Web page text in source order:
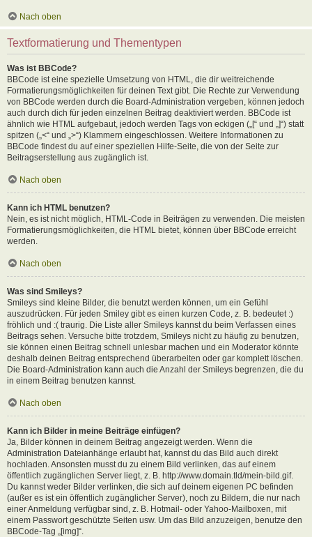
Nach oben
Textformatierung und Thementypen
Was ist BBCode?
BBCode ist eine spezielle Umsetzung von HTML, die dir weitreichende
Formatierungsmöglichkeiten für deinen Text gibt. Die Rechte zur Verwendung
von BBCode werden durch die Board-Administration vergeben, können jedoch
auch durch dich für jeden einzelnen Beitrag deaktiviert werden. BBCode ist
ähnlich wie HTML aufgebaut, jedoch werden Tags von eckigen („[“ und „]“) statt
spitzen („<“ und „>“) Klammern eingeschlossen. Weitere Informationen zu
BBCode findest du auf einer speziellen Hilfe-Seite, die von der Seite zur
Beitragserstellung aus zugänglich ist.
Nach oben
Kann ich HTML benutzen?
Nein, es ist nicht möglich, HTML-Code in Beiträgen zu verwenden. Die meisten
Formatierungsmöglichkeiten, die HTML bietet, können über BBCode erreicht
werden.
Nach oben
Was sind Smileys?
Smileys sind kleine Bilder, die benutzt werden können, um ein Gefühl
auszudrücken. Für jeden Smiley gibt es einen kurzen Code, z. B. bedeutet :)
fröhlich und :( traurig. Die Liste aller Smileys kannst du beim Verfassen eines
Beitrags sehen. Versuche bitte trotzdem, Smileys nicht zu häufig zu benutzen,
sie können einen Beitrag schnell unlesbar machen und ein Moderator könnte
deshalb deinen Beitrag entsprechend überarbeiten oder gar komplett löschen.
Die Board-Administration kann auch die Anzahl der Smileys begrenzen, die du
in einem Beitrag benutzen kannst.
Nach oben
Kann ich Bilder in meine Beiträge einfügen?
Ja, Bilder können in deinem Beitrag angezeigt werden. Wenn die
Administration Dateianhänge erlaubt hat, kannst du das Bild auch direkt
hochladen. Ansonsten musst du zu einem Bild verlinken, das auf einem
öffentlich zugänglichen Server liegt, z. B. http://www.domain.tld/mein-bild.gif.
Du kannst weder Bilder verlinken, die sich auf deinem eigenen PC befinden
(außer es ist ein öffentlich zugänglicher Server), noch zu Bildern, die nur nach
einer Anmeldung verfügbar sind, z. B. Hotmail- oder Yahoo-Mailboxen, mit
einem Passwort geschützte Seiten usw. Um das Bild anzuzeigen, benutze den
BBCode-Tag „[img]“.